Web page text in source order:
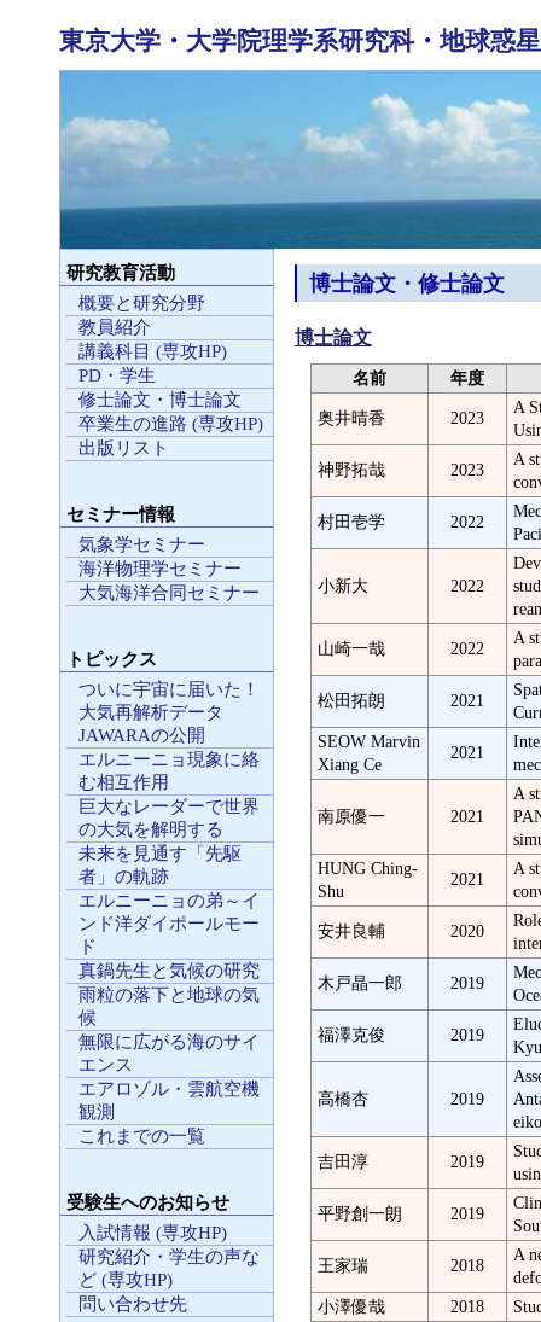
東京大学 ・ 大学院理学系研究科・地球惑
研究教育活動
概要と研究分野
教員紹介
講義科目 (専攻HP)
PD・学生
修士論文・博士論文
卒業生の進路 (専攻HP)
出版リスト
セミナー情報
気象学セミナー
海洋物理学セミナー
大気海洋合同セミナー
トピックス
ついに宇宙に届いた！
大気再解析データ
JAWARAの公開
エルニーニョ現象に絡
む相互作用
巨大なレーダーで世界
の大気を解明する
未来を見通す「先駆
者」の軌跡
エルニーニョの弟～イ
ンド洋ダイポールモー
ド
真鍋先生と気候の研究
雨粒の落下と地球の気
候
無限に広がる海のサイ
エンス
エアロゾル・雲航空機
観測
これまでの一覧
受験生へのお知らせ
入試情報 (専攻HP)
研究紹介・学生の声な
ど (専攻HP)
問い合わせ先
博士論文・修士論文
博士論文
名前 年度
奥井晴香 2023
A
神野拓哉 2023
A
村田壱学 2022
小新大 2022
山崎一哉 2022
A
松田拓朗 2021
SEOW Marvin
Xiang Ce
2021
南原優一 2021
A
HUNG Ching-
Shu
2021
A
安井良輔 2020
木戸晶一郎 2019
福澤克俊 2019
高橋杏 2019
吉田淳 2019
平野創一朗 2019
王家瑞 2018
A
小澤優哉
2018